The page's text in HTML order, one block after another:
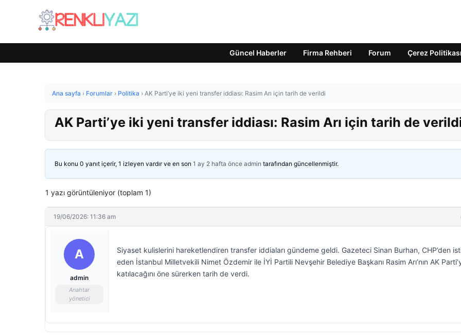
Güncel Haberler Firma Rehberi Forum Çerez Politikası
Ana sayfa › Forumlar › Politika › AK Parti’ye iki yeni transfer iddiası: Rasim Arı için tarih de verildi
AK Parti’ye iki yeni transfer iddiası: Rasim Arı için tarih de
Bu konu 0 yanıt içerir, 1 izleyen vardır ve en son 1 ay 2 hafta önce admin tarafından güncellenmiştir.
1 yazı görüntüleniyor (toplam 1)
19/06/2026: 11:36 am
A
admin
Anahtar
yönetici
Siyaset kulislerini hareketlendiren transfer iddiaları gündeme geldi. Gazeteci Sinan Burhan, CHP’den
eden İstanbul Milletvekili Nimet Özdemir ile İYİ Partili Nevşehir Belediye Başkanı Rasim Arı’nın AK
katılacağını öne sürerken tarih de verdi.